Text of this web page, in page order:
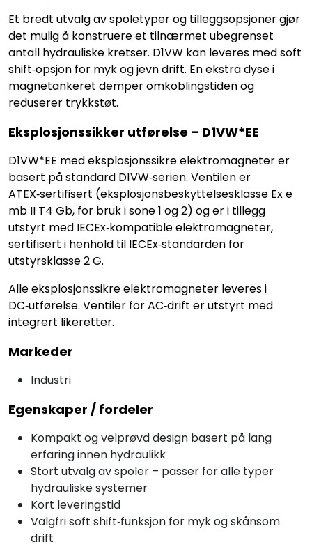
Et bredt utvalg av spoletyper og tilleggsopsjoner gjør
det mulig å konstruere et tilnærmet ubegrenset
antall hydrauliske kretser. D1VW kan leveres med soft
shift‑opsjon for myk og jevn drift. En ekstra dyse i
magnetankeret demper omkoblingstiden og
reduserer trykkstøt.
Eksplosjonssikker utførelse – D1VW*EE
D1VW*EE med eksplosjonssikre elektromagneter er
basert på standard D1VW‑serien. Ventilen er
ATEX‑sertifisert (eksplosjonsbeskyttelsesklasse Ex e
mb II T4 Gb, for bruk i sone 1 og 2) og er i tillegg
utstyrt med IECEx‑kompatible elektromagneter,
sertifisert i henhold til IECEx‑standarden for
utstyrsklasse 2 G.
Alle eksplosjonssikre elektromagneter leveres i
DC‑utførelse. Ventiler for AC‑drift er utstyrt med
integrert likeretter.
Markeder
Industri
Egenskaper / fordeler
Kompakt og velprøvd design basert på lang
erfaring innen hydraulikk
Stort utvalg av spoler – passer for alle typer
hydrauliske systemer
Kort leveringstid
Valgfri soft shift‑funksjon for myk og skånsom
drift